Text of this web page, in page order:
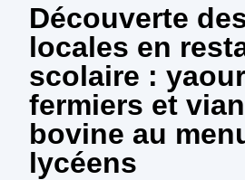
Découverte
locales en
scolaire :
fermiers et
bovine au
lycéens